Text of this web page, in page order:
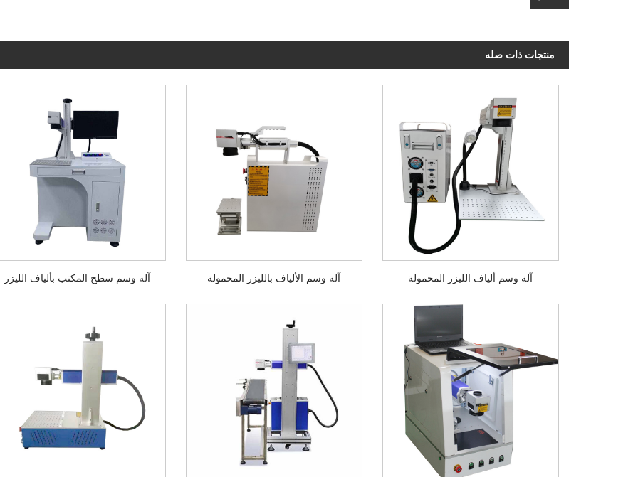
منتجات ذات صله
آلة وسم سطح المكتب بألياف الليزر آلة وسم الألياف بالليزر المحمولة آلة وسم ألياف الليزر المحمولة